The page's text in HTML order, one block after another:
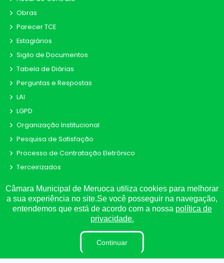
Obras
Parecer TCE
Estagiários
Sigilo de Documentos
Tabela de Diárias
Perguntas e Respostas
LAI
LGPD
Organização Institucional
Pesquisa de Satisfação
Processo de Contratação Eletrônico
Terceirizados
Inidôneas
Projetos de Leis e Atos Infralegais
Processos Seletivos e Concursos
Câmara Municipal de Meruoca utiliza cookies para melhorar
a sua experiência no site.Se você posseguir na navegação,
entendemos que está de acordo com a nossa política de
privacidade.
Continuar